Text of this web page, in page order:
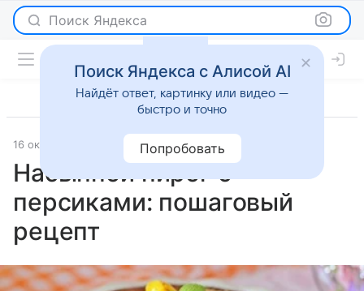
Поиск Яндекса
16 октября 2025 Рецепты
Насыпной пирог с
персиками: пошаговый
рецепт
Поиск Яндекса с Алисой AI
Найдёт ответ, картинку или видео —
быстро и точно
Попробовать